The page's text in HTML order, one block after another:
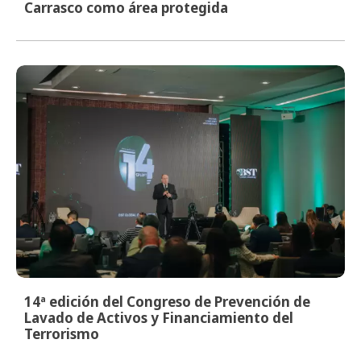
Carrasco como área protegida
14ª edición del Congreso de Prevención de
Lavado de Activos y Financiamiento del
Terrorismo